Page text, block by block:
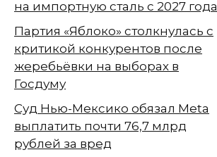
на импортную сталь с 2027 года
Партия «Яблоко» столкнулась с
критикой конкурентов после
жеребьёвки на выборах в
Госдуму
Суд Нью-Мексико обязал Meta
выплатить почти 76,7 млрд
рублей за вред